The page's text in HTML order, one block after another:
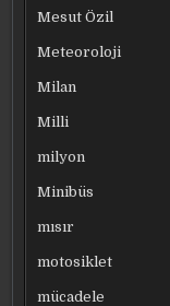
Mesut Özil
Meteoroloji
Milan
Milli
milyon
Minibüs
mısır
motosiklet
mücadele